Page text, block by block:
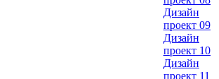
Дизайн
проект 09
Дизайн
проект 10
Дизайн
проект 11